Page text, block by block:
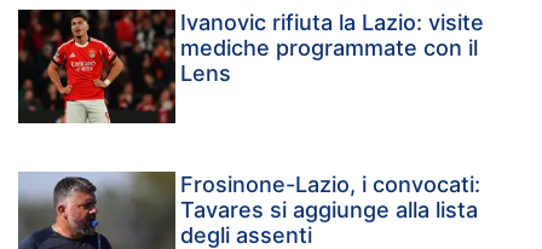
Ivanovic rifiuta la Lazio: visite
mediche programmate con il
Lens
Frosinone-Lazio, i convocati:
Tavares si aggiunge alla lista
degli assenti